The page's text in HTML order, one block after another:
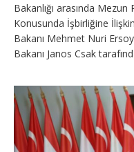
Bakanlığı arasında
Konusunda İşbirliğine
Bakanı Mehmet Nuri
Bakanı Janos Csak